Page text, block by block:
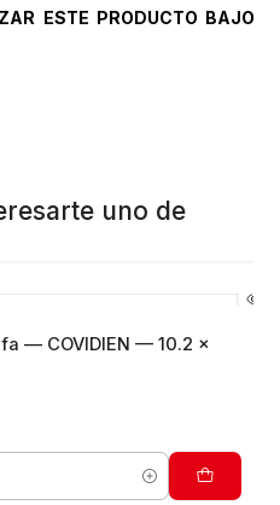
ESTE PRODUCTO BAJO
uno de
— COVIDIEN — 10.2 x